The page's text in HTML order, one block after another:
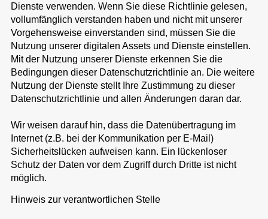
Dienste verwenden. Wenn Sie diese Richtlinie gelesen,
vollumfänglich verstanden haben und nicht mit unserer
Vorgehensweise einverstanden sind, müssen Sie die
Nutzung unserer digitalen Assets und Dienste einstellen.
Mit der Nutzung unserer Dienste erkennen Sie die
Bedingungen dieser Datenschutzrichtlinie an. Die weitere
Nutzung der Dienste stellt Ihre Zustimmung zu dieser
Datenschutzrichtlinie und allen Änderungen daran dar.
Wir weisen darauf hin, dass die Datenübertragung im
Internet (z.B. bei der Kommunikation per E-Mail)
Sicherheitslücken aufweisen kann. Ein lückenloser
Schutz der Daten vor dem Zugriff durch Dritte ist nicht
möglich.
Hinweis zur verantwortlichen Stelle